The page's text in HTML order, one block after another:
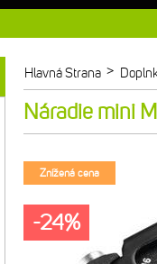
Hlavná Strana >
Náradie mini
Znížená cena
-24%